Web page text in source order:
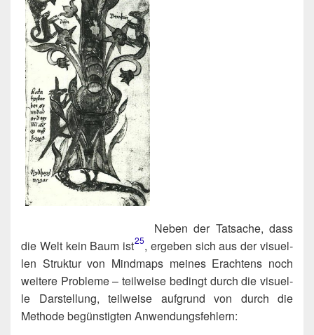
Neben der Tat­sa­che, dass
die Welt kein Baum ist​25, erge­ben sich aus der visu­el­
len Struk­tur von Mind­maps mei­nes Erach­tens noch
wei­te­re Pro­ble­me – teil­wei­se bedingt durch die visu­el­
le Dar­stel­lung, teil­wei­se auf­grund von durch die
Metho­de begüns­tig­ten Anwendungsfehlern: